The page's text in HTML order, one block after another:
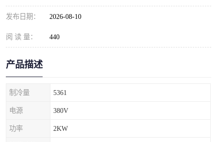
发布日期： 2026-08-10
阅 读 量： 440
产品描述
制冷量 5361
电源 380V
功率 2KW